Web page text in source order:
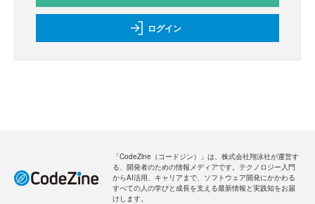
ログイン
「CodeZine（コードジン）」は、株式会社翔泳社が運営す
る、開発者のための情報メディアです。テクノロジー入門
からAI活用、キャリアまで、ソフトウェア開発にかかわる
すべての人の学びと成長を支える最新情報と実践知をお届
けします。